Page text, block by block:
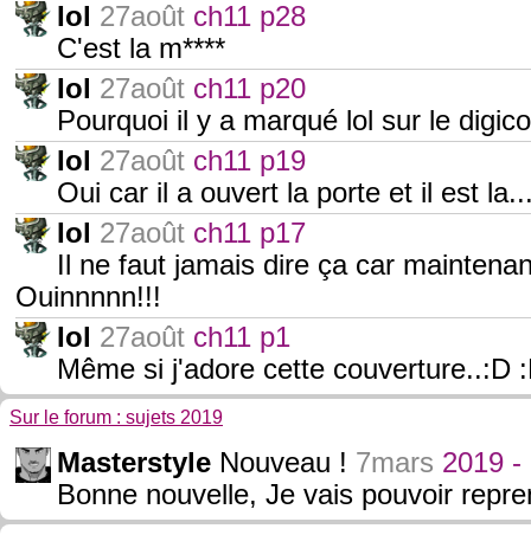
Iol 27août ch11 p28
C'est la m****
Iol 27août ch11 p20
Pourquoi il y a marqué lol sur le
Iol 27août ch11 p19
Oui car il a ouvert la porte et il est
Iol 27août ch11 p17
Il ne faut jamais dire ça car
Ouinnnnn!!!
Iol 27août ch11 p1
Même si j'adore cette couverture..:D
Sur le forum : sujets 2019
Masterstyle Nouveau ! 7mars 2019 -
Bonne nouvelle, Je vais pouvoir